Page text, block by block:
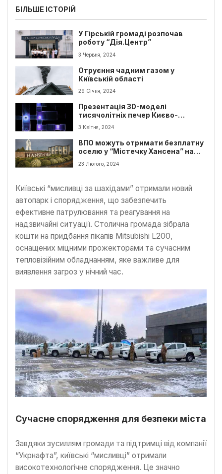
БІЛЬШЕ ІСТОРІЙ
У Гірській громаді розпочав
роботу “Дія.Центр”
3 Червня, 2024
Отруєння чадним газом у
Київській області
29 Січня, 2024
Презентація 3D-моделі
тисячолітніх печер Києво-
Печерської Лаври
3 Квітня, 2024
ВПО можуть отримати безплатну
оселю у “Містечку Хансена” на
Київщині
23 Лютого, 2024
Київські “мисливці за шахідами” отримали новий
автопарк і спорядження, що забезпечить
ефективне патрулювання та реагування на
надзвичайні ситуації. Столична громада зібрала
кошти на придбання пікапів Mitsubishi L200,
оснащених міцними прожекторами та сучасним
тепловізійним обладнанням, яке важливе для
виявлення загроз у нічний час.
Сучасне спорядження для безпеки міста
Завдяки зусиллям громади та підтримці від компанії
“Укрнафта”, київські “мисливці” отримали
високотехнологічне спорядження. Це значно